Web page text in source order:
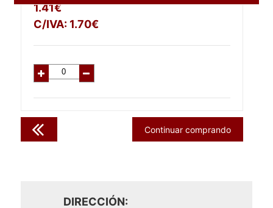
1.41€
C/IVA: 1.70€
Continuar comprando
DIRECCIÓN: